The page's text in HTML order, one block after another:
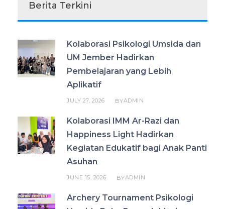
Berita Terkini
Kolaborasi Psikologi Umsida dan
UM Jember Hadirkan
Pembelajaran yang Lebih
Aplikatif
JULY 27, 2026 BYADMIN
Kolaborasi IMM Ar-Razi dan
Happiness Light Hadirkan
Kegiatan Edukatif bagi Anak Panti
Asuhan
JUNE 15, 2026 BYADMIN
Archery Tournament Psikologi